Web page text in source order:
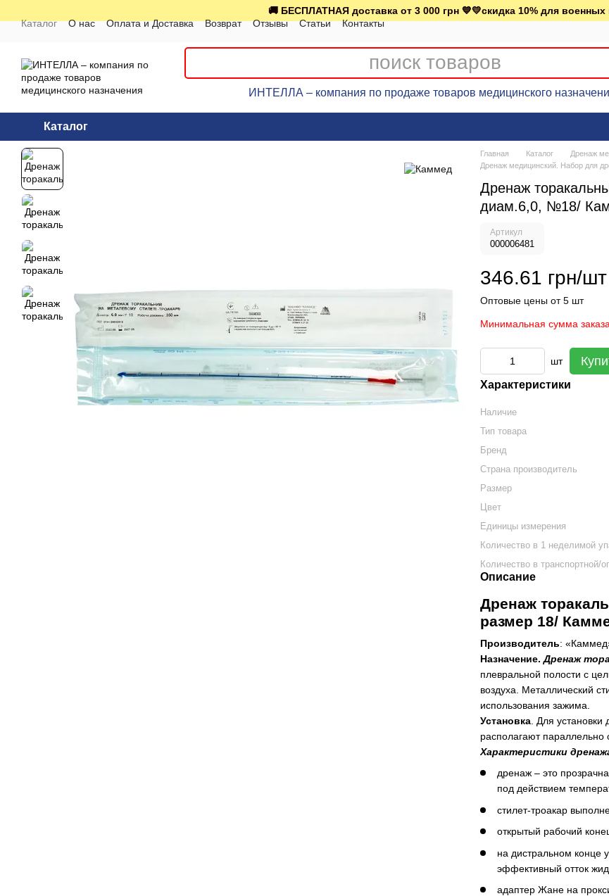
🚚 БЕСПЛАТНАЯ доставка от 3 000 грн 💙💛скидка 10% для
Каталог
О нас Оплата и Доставка Возврат Отзывы Статьи Контакты
ИНТЕЛЛА – компания по продаже товаров медицинского
Каталог
Главная Каталог
Дренаж
Дренаж медицинский. Набор для
Дренаж
диам.6,0, №18/
Артикул
000006481
346.61 грн/шт
Оптовые цены от 5 шт
Минимальная сумма
шт
Характеристики
Наличие
Тип товара
Бренд
Страна производитель
Размер
Цвет
Единицы измерения
Количество в 1 неделимой
Количество в транспортной/
Описание
Дренаж
размер 18/
Производитель:
Назначение. Дренаж
плевральной полости с
воздуха. Металлический
использования зажима.
Установка . Для
располагают параллельно
Характеристики
дренаж – это
под действием
стилет-троакар
открытый рабочий
на дистральном конце
эффективный отток
адаптер Жане на